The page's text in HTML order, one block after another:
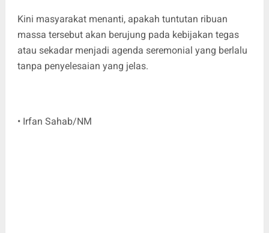
Kini masyarakat menanti, apakah tuntutan ribuan
massa tersebut akan berujung pada kebijakan tegas
atau sekadar menjadi agenda seremonial yang berlalu
tanpa penyelesaian yang jelas.
• Irfan Sahab/NM